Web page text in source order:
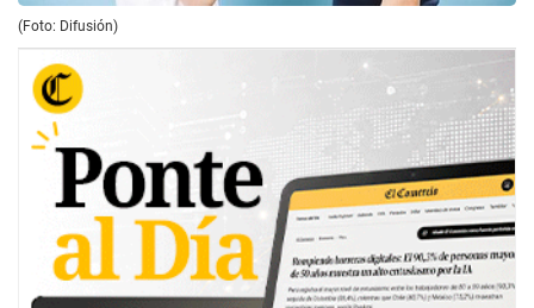
(Foto: Difusión)